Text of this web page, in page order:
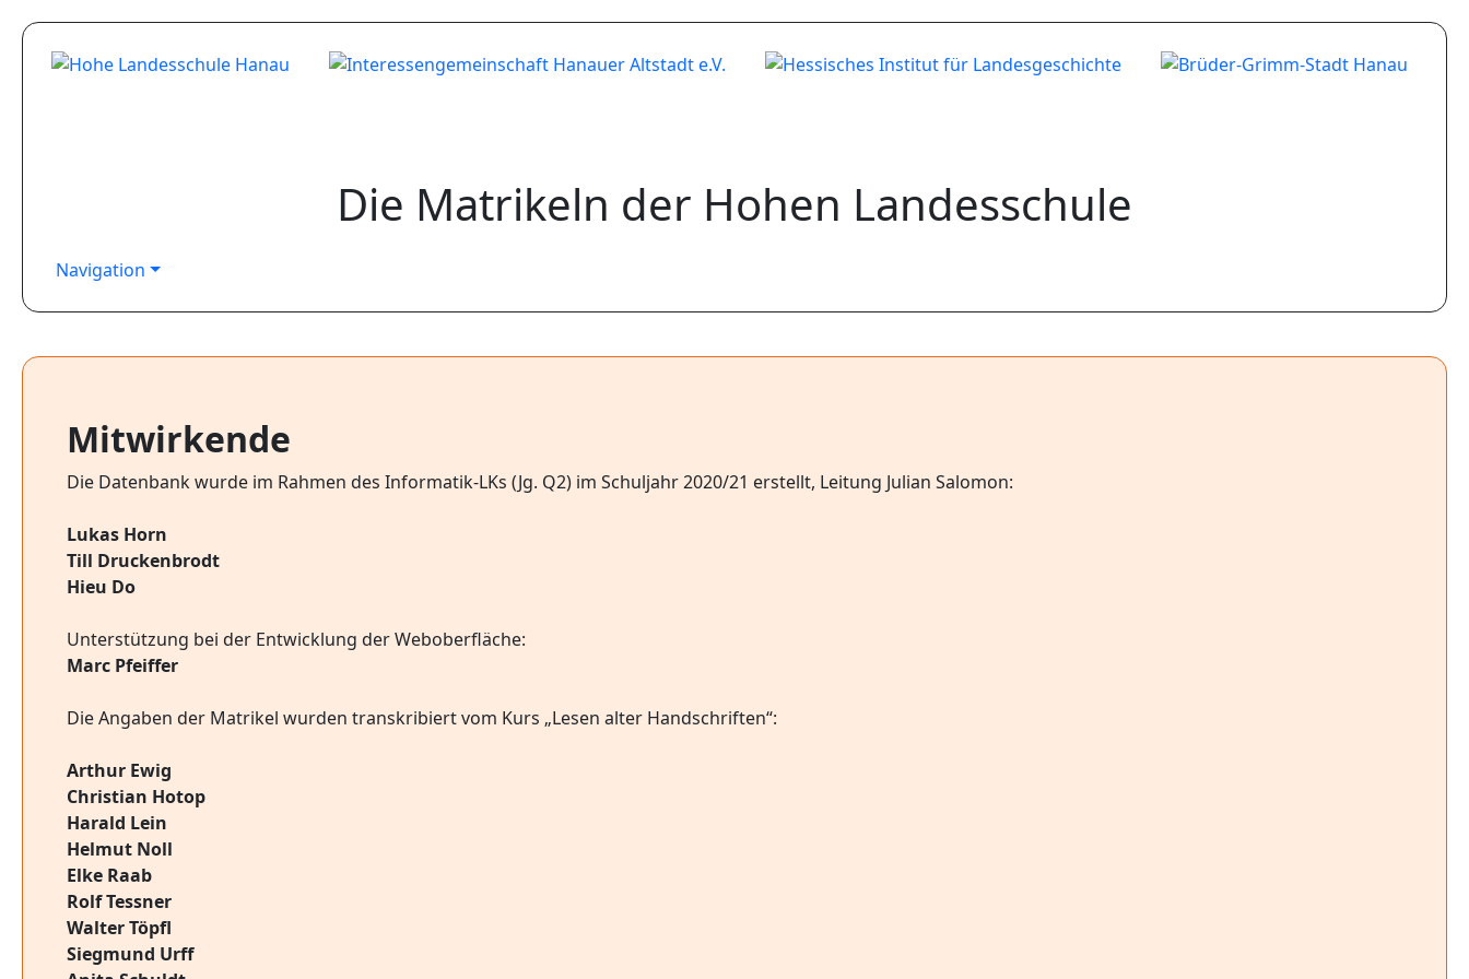
Die Matrikeln der Hohen Landesschule
Navigation
Mitwirkende
Die Datenbank wurde im Rahmen des Informatik-LKs (Jg. Q2) im Schuljahr 2020/21 erstellt, Leitung Julian Salomon:
Lukas Horn
Till Druckenbrodt
Hieu Do
Unterstützung bei der Entwicklung der Weboberfläche:
Marc Pfeiffer
Die Angaben der Matrikel wurden transkribiert vom Kurs „Lesen alter Handschriften“:
Arthur Ewig
Christian Hotop
Harald Lein
Helmut Noll
Elke Raab
Rolf Tessner
Walter Töpfl
Siegmund Urff